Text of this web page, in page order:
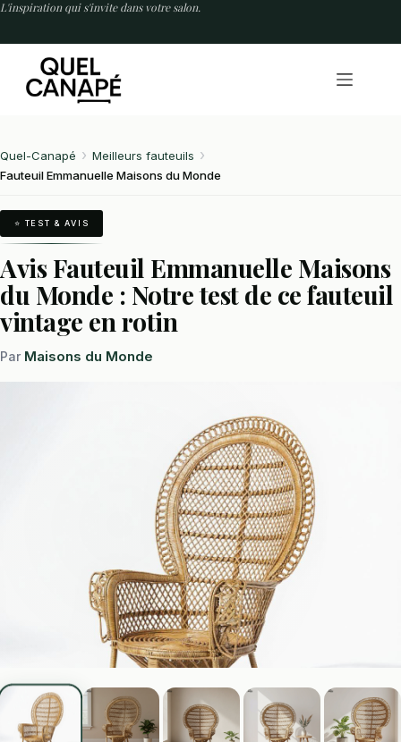
Passer
L'inspiration qui s'invite dans votre salon.
Quel-Canapé
Meilleurs fauteuils
Fauteuil Emmanuelle Maisons du Monde
⭐ TEST & AVIS
Avis Fauteuil Emmanuelle Maisons
du Monde : Notre test de ce fauteuil
vintage en rotin
Par Maisons du Monde